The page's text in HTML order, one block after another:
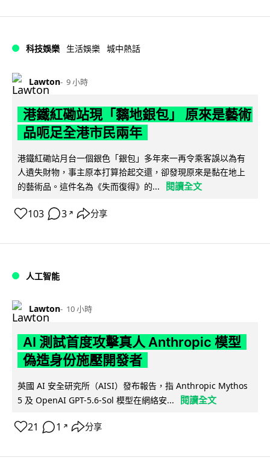
科技娛樂 生活娛樂 城中熱話
Lawton 9 小時
港鐵紅磡站現「黐地銀包」 原來是藝術
品呃足全港市民兩年
港鐵紅磡站月台一個銀色「銀包」多年來一再令乘客誤以為有
人遺失財物，事主原本打算拾起交還，卻發現原來是黏在地上
的藝術品。這件名為《失而復得》的...
閱讀全文
103 3 ↗ 分享
人工智能
Lawton 10 小時
AI 測試首度攻擊真人 Anthropic 模型
偽造身份施壓開發者
英國 AI 安全研究所（AISI）發布報告，指 Anthropic Mythos
5 及 OpenAI GPT-5.6-Sol 模型在網絡安...
閱讀全文
21 1 ↗ 分享